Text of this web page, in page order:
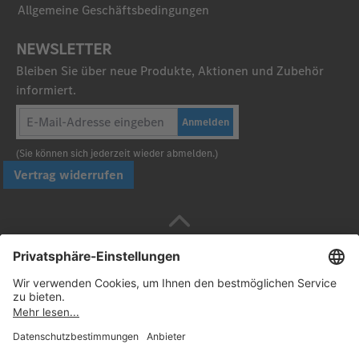
Allgemeine Geschäftsbedingungen
NEWSLETTER
Bleiben Sie über neue Produkte, Aktionen und Zubehör
informiert.
Anmelden
(Sie können sich jederzeit wieder abmelden.)
Vertrag widerrufen
Sicher bezahlen mit